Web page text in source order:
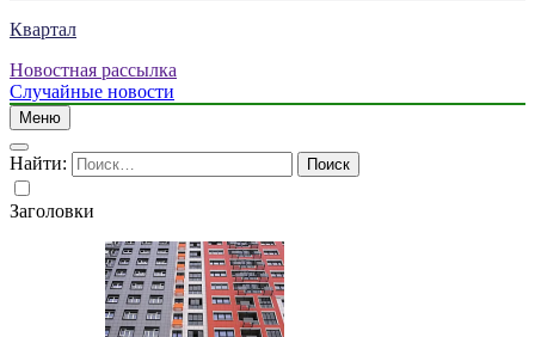
Квартал
Новостная рассылка
Случайные новости
Меню
Найти:
Заголовки